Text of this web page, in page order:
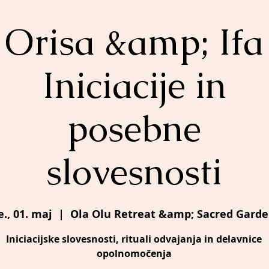
Orisa &amp; Ifa
Iniciacije in
posebne
slovesnosti
01. maj
  |
Ola Olu Retreat &amp; Sacred
Iniciacijske slovesnosti, rituali odvajanja in delavnice
opolnomočenja